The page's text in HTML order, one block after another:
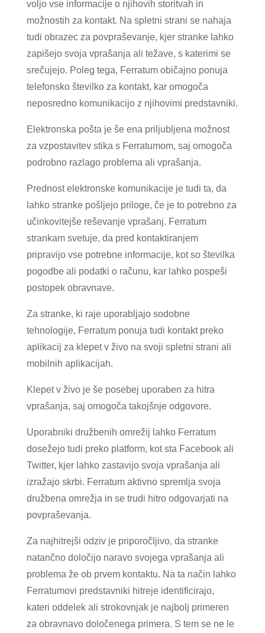
voljo vse informacije o njihovih storitvah in
možnostih za kontakt. Na spletni strani se nahaja
tudi obrazec za povpraševanje, kjer stranke lahko
zapišejo svoja vprašanja ali težave, s katerimi se
srečujejo. Poleg tega, Ferratum običajno ponuja
telefonsko številko za kontakt, kar omogoča
neposredno komunikacijo z njihovimi predstavniki.
Elektronska pošta je še ena priljubljena možnost
za vzpostavitev stika s Ferratumom, saj omogoča
podrobno razlago problema ali vprašanja.
Prednost elektronske komunikacije je tudi ta, da
lahko stranke pošljejo priloge, če je to potrebno za
učinkovitejše reševanje vprašanj. Ferratum
strankam svetuje, da pred kontaktiranjem
pripravijo vse potrebne informacije, kot so številka
pogodbe ali podatki o računu, kar lahko pospeši
postopek obravnave.
Za stranke, ki raje uporabljajo sodobne
tehnologije, Ferratum ponuja tudi kontakt preko
aplikacij za klepet v živo na svoji spletni strani ali
mobilnih aplikacijah.
Klepet v živo je še posebej uporaben za hitra
vprašanja, saj omogoča takojšnje odgovore.
Uporabniki družbenih omrežij lahko Ferratum
dosežejo tudi preko platform, kot sta Facebook ali
Twitter, kjer lahko zastavijo svoja vprašanja ali
izražajo skrbi. Ferratum aktivno spremlja svoja
družbena omrežja in se trudi hitro odgovarjati na
povpraševanja.
Za najhitrejši odziv je priporočljivo, da stranke
natančno določijo naravo svojega vprašanja ali
problema že ob prvem kontaktu. Na ta način lahko
Ferratumovi predstavniki hitreje identificirajo,
kateri oddelek ali strokovnjak je najbolj primeren
za obravnavo določenega primera. S tem se ne le